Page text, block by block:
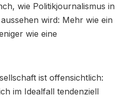
wie Politikjournalismus in
wird: Mehr wie ein
wie eine
ist offensichtlich:
im Idealfall tendenziell